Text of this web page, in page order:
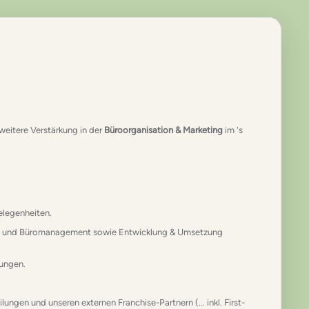
Verstärkung in der Büroorganisation & Marketing im 's
Büromanagement sowie Entwicklung & Umsetzung
und unseren externen Franchise-Partnern (... inkl. First-